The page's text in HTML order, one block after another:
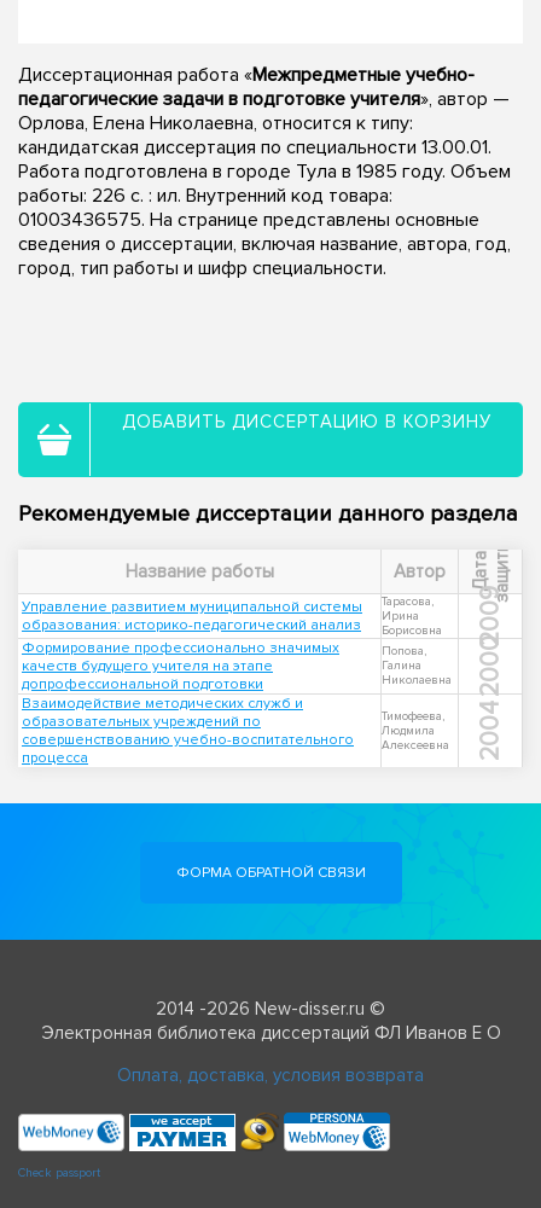
Диссертационная работа «Межпредметные учебно-
педагогические задачи в подготовке учителя», автор —
Орлова, Елена Николаевна, относится к типу:
кандидатская диссертация по специальности 13.00.01.
Работа подготовлена в городе Тула в 1985 году. Объем
работы: 226 c. : ил. Внутренний код товара:
01003436575. На странице представлены основные
сведения о диссертации, включая название, автора, год,
город, тип работы и шифр специальности.
ДОБАВИТЬ ДИССЕРТАЦИЮ В КОРЗИНУ
Рекомендуемые диссертации данного раздела
Название работы Автор Д
а
т
а
з
а
щ
и
ты
Управление развитием муниципальной системы
образования: историко-педагогический анализ
Тарасова,
Ирина
Борисовна
2009
Формирование профессионально значимых
качеств будущего учителя на этапе
допрофессиональной подготовки
Попова,
Галина
Николаевна
2000
Взаимодействие методических служб и
образовательных учреждений по
совершенствованию учебно-воспитательного
процесса
Тимофеева,
Людмила
Алексеевна
2004
ФОРМА ОБРАТНОЙ СВЯЗИ
2014 -2026 New-disser.ru ©
Электронная библиотека диссертаций ФЛ Иванов Е О
Оплата, доставка, условия возврата
Check passport